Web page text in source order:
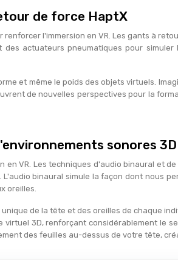
de force HaptX
l'immersion en VR. Les gants à
actuateurs pneumatiques pour
et même le poids des objets virtuels.
de nouvelles perspectives pour la
sonores 3D
VR. Les techniques d'audio binaural et
binaural simule la façon dont nous
oreilles.
de la tête et des oreilles de chaque
3D, renforçant considérablement le
des feuilles au-dessus de votre tête,